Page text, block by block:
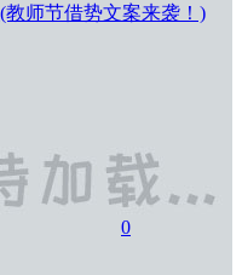
师节借势文案来袭！)
0